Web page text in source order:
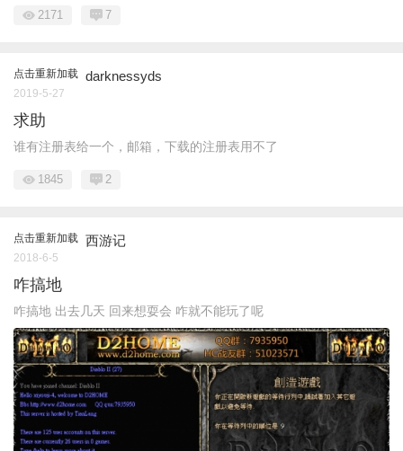
2171 7
点击重新加载 darknessyds
2019-5-27
求助
谁有注册表给一个，邮箱，下载的注册表用不了
1845 2
点击重新加载 西游记
2018-6-5
咋搞地
咋搞地 出去几天 回来想耍会 咋就不能玩了呢